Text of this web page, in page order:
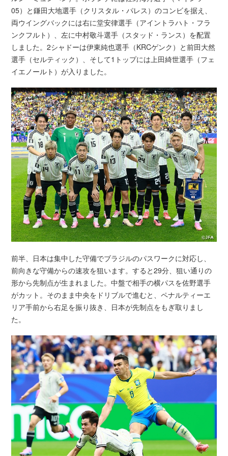
05）と鎌田大地選手（クリスタル・パレス）のコンビを据え、
両ウイングバックには右に堂安律選手（アイントラハト・フラ
ンクフルト）、左に中村敬斗選手（スタッド・ランス）を配置
しました。2シャドーは伊東純也選手（KRCゲンク）と前田大然
選手（セルティック）、そして1トップには上田綺世選手（フェ
イエノールト）が入りました。
前半、日本は集中した守備でブラジルのパスワークに対応し、
前向きな守備からの速攻を狙います。すると29分、狙い通りの
形から先制点が生まれました。中盤で相手の横パスを佐野選手
がカット。そのまま中央をドリブルで進むと、ペナルティーエ
リア手前から右足を振り抜き、日本が先制点をもぎ取りまし
た。